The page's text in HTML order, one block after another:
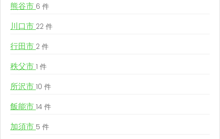
熊谷市 6 件
川口市 22 件
行田市 2 件
秩父市 1 件
所沢市 10 件
飯能市 14 件
加須市 5 件